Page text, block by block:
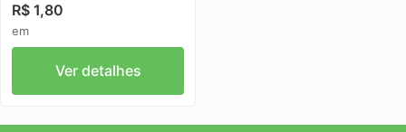
R$ 1,80
em
Ver detalhes